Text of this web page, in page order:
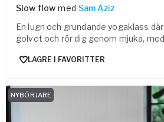
Slow flow med Sam Aziz
En lugn och grundande yogaklass
golvet och rör dig genom mjuka,
LAGRE I FAVORITTER
NYBÖRJARE